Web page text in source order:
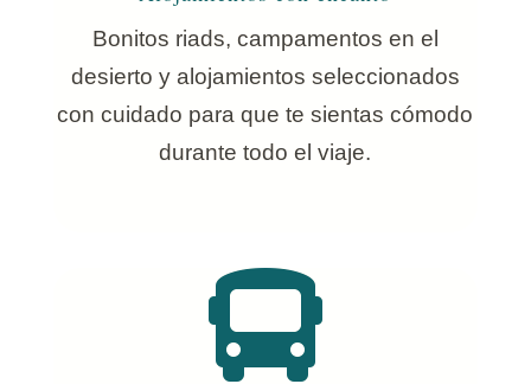
Bonitos riads, campamentos en el
desierto y alojamientos seleccionados
con cuidado para que te sientas cómodo
durante todo el viaje.
